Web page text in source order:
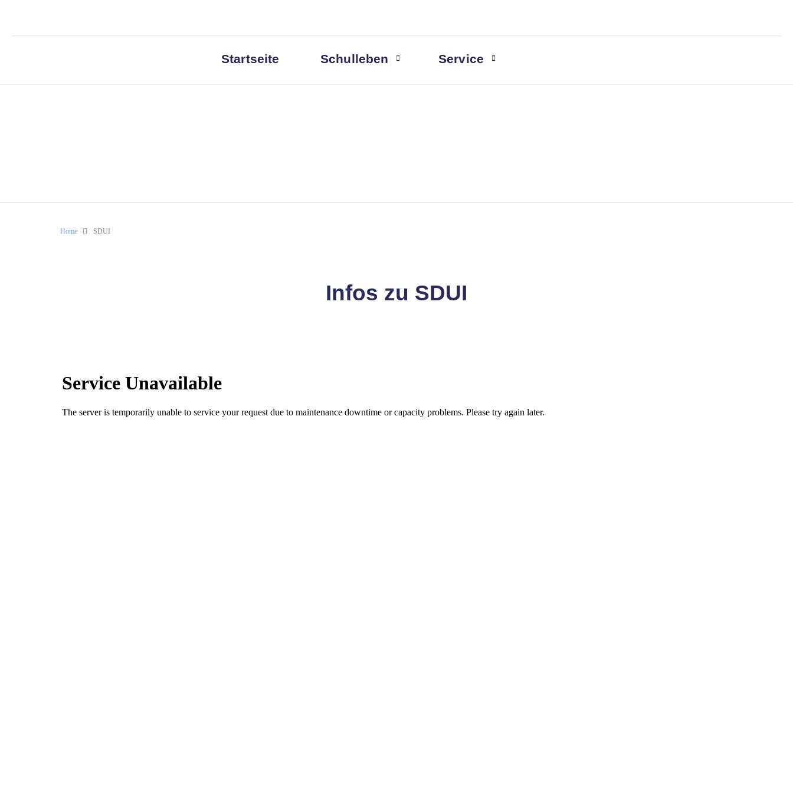
Startseite Schulleben Service
Home SDUI
Infos zu SDUI